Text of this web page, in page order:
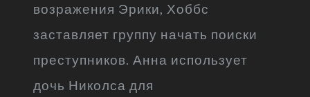
возражения Эрики, Хоббс
заставляет группу начать поиски
преступников. Анна использует
дочь Николса для